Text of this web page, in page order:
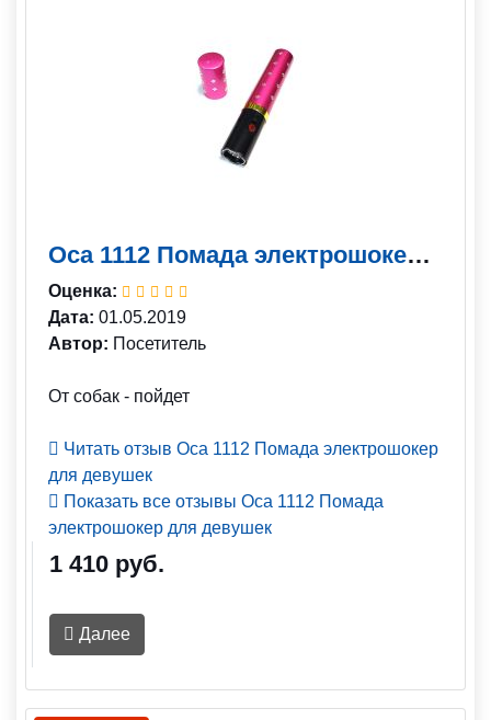
Оса 1112 Помада электрошокер для девушек
Оценка:
Дата: 01.05.2019
Автор: Посетитель
От собак - пойдет
Читать отзыв Оса 1112 Помада электрошокер
для девушек
Показать все отзывы Оса 1112 Помада
электрошокер для девушек
1 410 руб.
Далее